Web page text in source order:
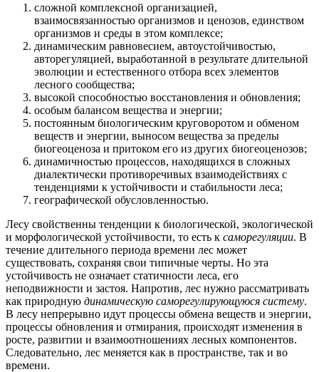
сложной комплексной организацией,
взаимосвязанностью организмов и ценозов, единством
организмов и среды в этом комплексе;
динамическим равновесием, автоустойчивостью,
авторегуляцией, выработанной в результате длительной
эволюции и естественного отбора всех элементов
лесного сообщества;
высокой способностью восстановления и обновления;
особым балансом вещества и энергии;
постоянным биологическим круговоротом и обменом
веществ и энергии, выносом вещества за пределы
биогеоценоза и притоком его из других биогеоценозов;
динамичностью процессов, находящихся в сложных
диалектически противоречивых взаимодействиях с
тенденциями к устойчивости и стабильности леса;
географической обусловленностью.
Лесу свойственны тенденции к биологической, экологической
и морфологической устойчивости, то есть к саморегуляции. В
течение длительного периода времени лес может
существовать, сохраняя свои типичные черты. Но эта
устойчивость не означает статичности леса, его
неподвижности и застоя. Напротив, лес нужно рассматривать
как природную динамическую саморегулирующуюся систему.
В лесу непрерывно идут процессы обмена веществ и энергии,
процессы обновления и отмирания, происходят изменения в
росте, развитии и взаимоотношениях лесных компонентов.
Следовательно, лес меняется как в пространстве, так и во
времени.